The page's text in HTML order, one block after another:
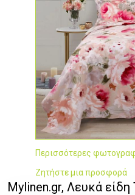
Περισσότερες
Ζητήστε μια προσφορά
Mylinen.gr, Λευκά είδη